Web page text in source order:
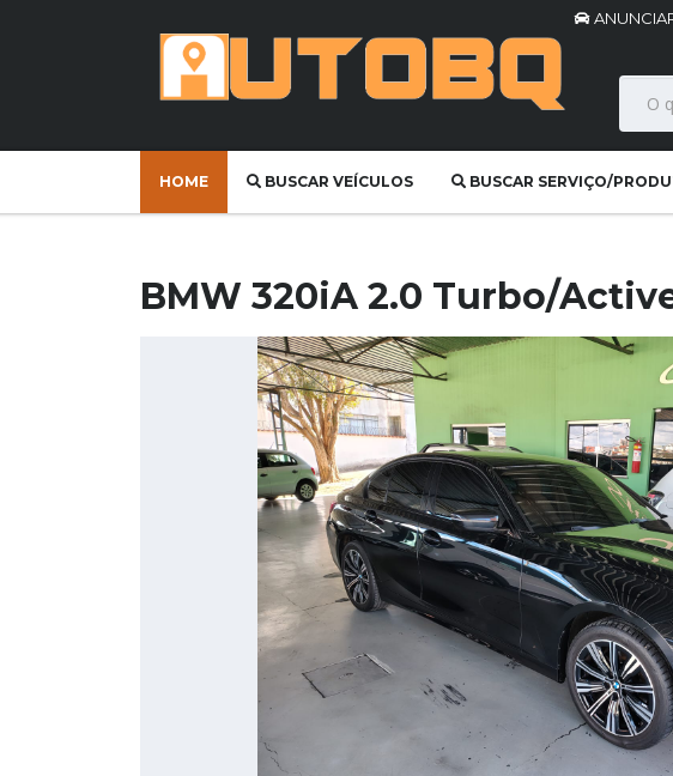
HOME BUSCAR VEÍCULOS BUSCAR SERVIÇO/
BMW 320iA 2.0 Turbo/